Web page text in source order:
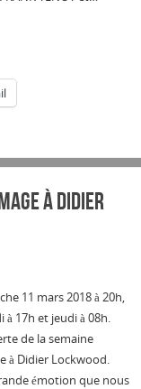
à Didier
11 mars 2018 à 20h,
17h et jeudi à 08h.
de la semaine
à Didier Lockwood.
émotion que nous